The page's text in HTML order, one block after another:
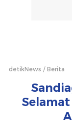
detikNews Berita